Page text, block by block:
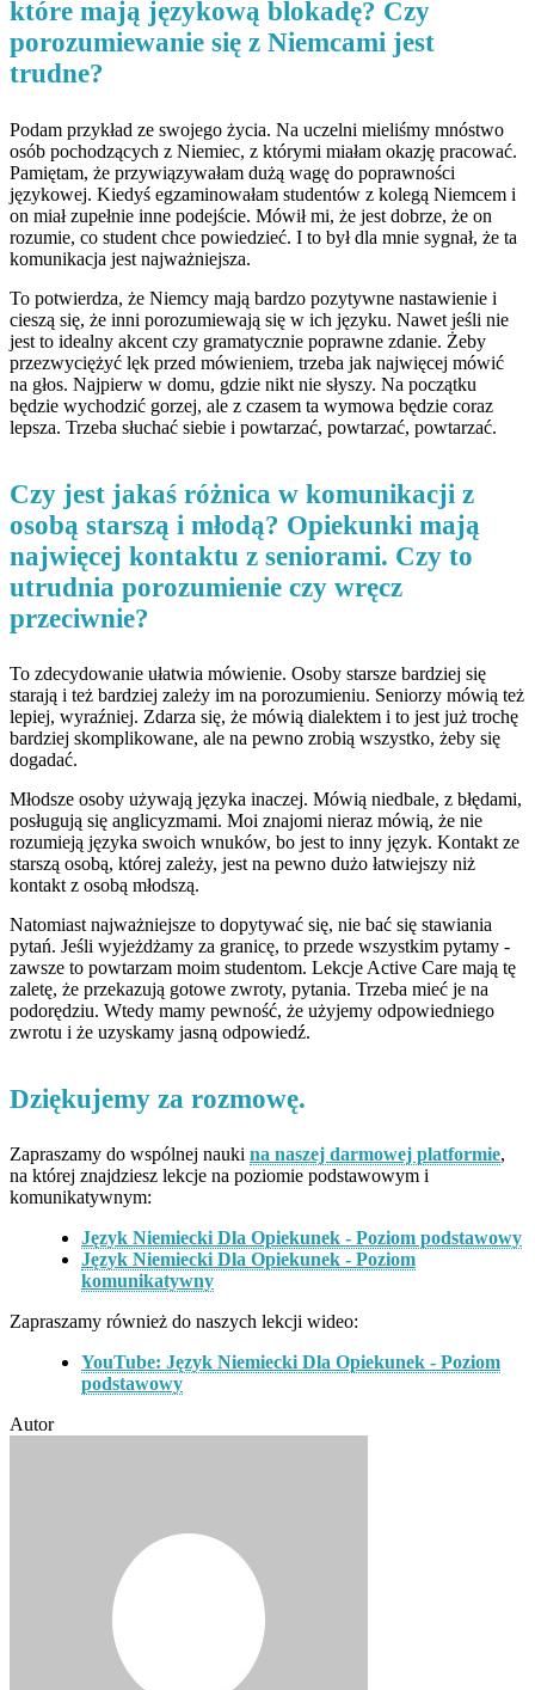
które mają językową blokadę? Czy
porozumiewanie się z Niemcami jest
trudne?
Podam przykład ze swojego życia. Na uczelni mieliśmy mnóstwo
osób pochodzących z Niemiec, z którymi miałam okazję pracować.
Pamiętam, że przywiązywałam dużą wagę do poprawności
językowej. Kiedyś egzaminowałam studentów z kolegą Niemcem i
on miał zupełnie inne podejście. Mówił mi, że jest dobrze, że on
rozumie, co student chce powiedzieć. I to był dla mnie sygnał, że ta
komunikacja jest najważniejsza.
To potwierdza, że Niemcy mają bardzo pozytywne nastawienie i
cieszą się, że inni porozumiewają się w ich języku. Nawet jeśli nie
jest to idealny akcent czy gramatycznie poprawne zdanie. Żeby
przezwyciężyć lęk przed mówieniem, trzeba jak najwięcej mówić
na głos. Najpierw w domu, gdzie nikt nie słyszy. Na początku
będzie wychodzić gorzej, ale z czasem ta wymowa będzie coraz
lepsza. Trzeba słuchać siebie i powtarzać, powtarzać, powtarzać.
Czy jest jakaś różnica w komunikacji z
osobą starszą i młodą? Opiekunki mają
najwięcej kontaktu z seniorami. Czy to
utrudnia porozumienie czy wręcz
przeciwnie?
To zdecydowanie ułatwia mówienie. Osoby starsze bardziej się
starają i też bardziej zależy im na porozumieniu. Seniorzy mówią też
lepiej, wyraźniej. Zdarza się, że mówią dialektem i to jest już trochę
bardziej skomplikowane, ale na pewno zrobią wszystko, żeby się
dogadać.
Młodsze osoby używają języka inaczej. Mówią niedbale, z błędami,
posługują się anglicyzmami. Moi znajomi nieraz mówią, że nie
rozumieją języka swoich wnuków, bo jest to inny język. Kontakt ze
starszą osobą, której zależy, jest na pewno dużo łatwiejszy niż
kontakt z osobą młodszą.
Natomiast najważniejsze to dopytywać się, nie bać się stawiania
pytań. Jeśli wyjeżdżamy za granicę, to przede wszystkim pytamy -
zawsze to powtarzam moim studentom. Lekcje Active Care mają tę
zaletę, że przekazują gotowe zwroty, pytania. Trzeba mieć je na
podorędziu. Wtedy mamy pewność, że użyjemy odpowiedniego
zwrotu i że uzyskamy jasną odpowiedź.
Dziękujemy za rozmowę.
Zapraszamy do wspólnej nauki na naszej darmowej platformie,
na której znajdziesz lekcje na poziomie podstawowym i
komunikatywnym:
Język Niemiecki Dla Opiekunek - Poziom podstawowy
Język Niemiecki Dla Opiekunek - Poziom
komunikatywny
Zapraszamy również do naszych lekcji wideo:
YouTube: Język Niemiecki Dla Opiekunek - Poziom
podstawowy
Autor